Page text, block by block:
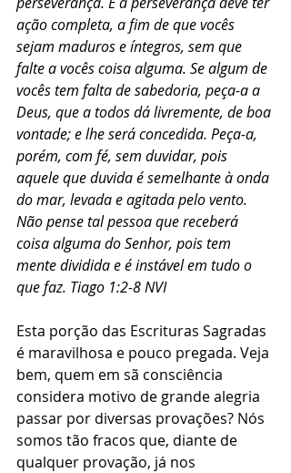
ação completa, a fim de que vocês
sejam maduros e íntegros, sem que
falte a vocês coisa alguma. Se algum de
vocês tem falta de sabedoria, peça-a a
Deus, que a todos dá livremente, de boa
vontade; e lhe será concedida. Peça-a,
porém, com fé, sem duvidar, pois
aquele que duvida é semelhante à onda
do mar, levada e agitada pelo vento.
Não pense tal pessoa que receberá
coisa alguma do Senhor, pois tem
mente dividida e é instável em tudo o
que faz. Tiago 1:2-8 NVI
Esta porção das Escrituras Sagradas
é maravilhosa e pouco pregada. Veja
bem, quem em sã consciência
considera motivo de grande alegria
passar por diversas provações? Nós
somos tão fracos que, diante de
qualquer provação, já nos